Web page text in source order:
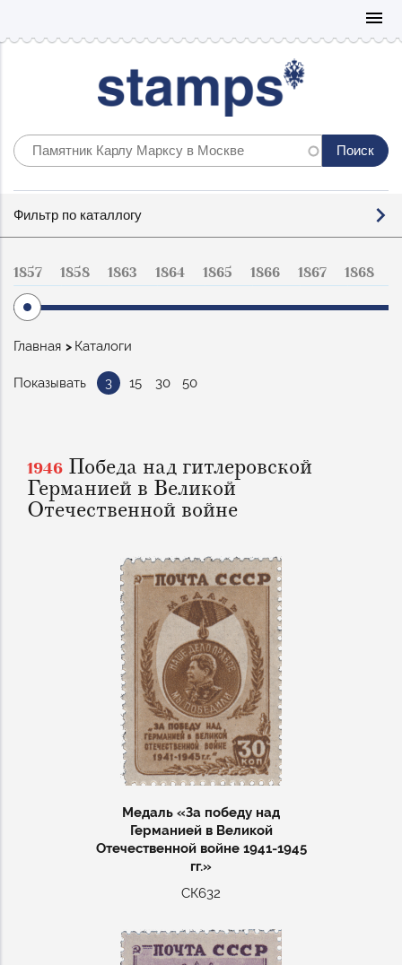
menu
по
Фильтр по каталлогу
1857 1858 1863 1864 1865 1866 1867 1868
Строка
навигации
Главная Каталоги
Показывать 3 15 30 50
1946 Победа над гитлеровской
Германией в Великой
Отечественной войне
Медаль «За победу над
Германией в Великой
Отечественной войне 1941-1945
гг.»
СК632